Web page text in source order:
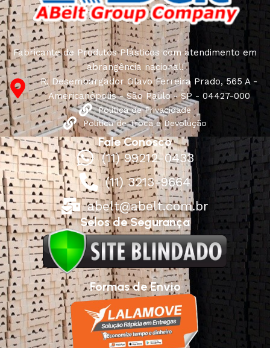
Fabricante de Produtos Plásticos com atendimento em
abrangência nacional!
R. Desembargador Olavo Ferreira Prado, 565 A -
Americanópolis - São Paulo - SP - 04427-000
Política de Privacidade
Política de Troca e Devolução
Fale Conosco
(11) 99212-0433
(11) 3213-9664
abelt@abelt.com.br
Selos de Segurança
Formas de Envio